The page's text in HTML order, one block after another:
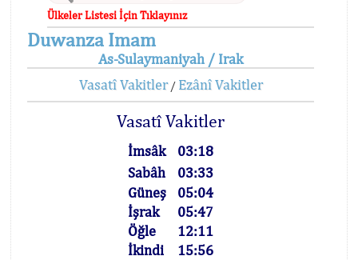
Ülkeler Listesi İçin Tıklayınız
Duwanza Imam
As-Sulaymaniyah / Irak
Vasatî Vakitler/ Ezânî Vakitler
Vasatî Vakitler
İmsâk
03:18
Sabâh
03:33
Güneş
05:04
İşrak
05:47
Öğle
12:11
İkindi
15:56